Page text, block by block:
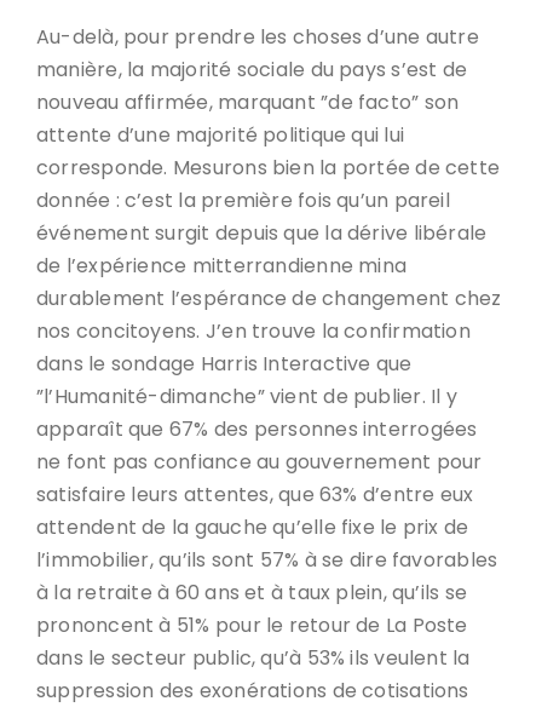
Au-delà, pour prendre les choses d’une autre
manière, la majorité sociale du pays s’est de
nouveau affirmée, marquant ”de facto” son
attente d’une majorité politique qui lui
corresponde. Mesurons bien la portée de cette
donnée : c’est la première fois qu’un pareil
événement surgit depuis que la dérive libérale
de l’expérience mitterrandienne mina
durablement l’espérance de changement chez
nos concitoyens. J’en trouve la confirmation
dans le sondage Harris Interactive que
”l’Humanité-dimanche” vient de publier. Il y
apparaît que 67% des personnes interrogées
ne font pas confiance au gouvernement pour
satisfaire leurs attentes, que 63% d’entre eux
attendent de la gauche qu’elle fixe le prix de
l’immobilier, qu’ils sont 57% à se dire favorables
à la retraite à 60 ans et à taux plein, qu’ils se
prononcent à 51% pour le retour de La Poste
dans le secteur public, qu’à 53% ils veulent la
suppression des exonérations de cotisations